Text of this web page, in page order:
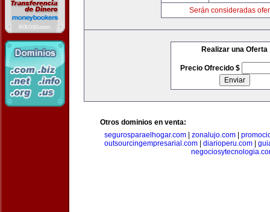
Serán consideradas
Realizar una Oferta
Precio Ofrecido $
Otros dominios en venta:
segurosparaelhogar.com| zonalujo.com|
outsourcingempresarial.com| diarioperu.com|